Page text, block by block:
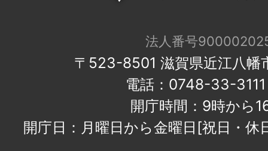
法人番号
〒523-8501 滋賀県近江八幡
電話：0748-33-
開庁時間：9時から
開庁日：月曜日から金曜日[祝日・